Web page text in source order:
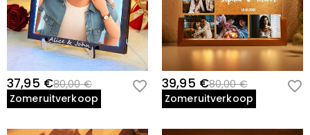
37,95 €80,00 €
Zomeruitverkoop
39,95 €80,00 €
Zomeruitverkoop